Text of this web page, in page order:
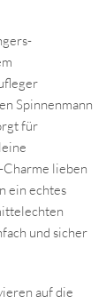
Spinnenmann
für
Charme lieben
ein echtes
und sicher
auf die